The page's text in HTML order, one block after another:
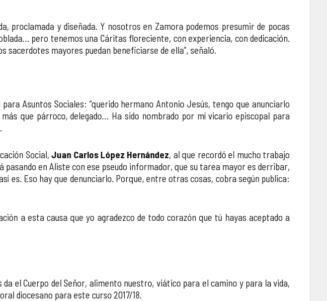
proclamada y diseñada. Y nosotros en Zamora podemos presumir de pocas
pero tenemos una Cáritas floreciente, con experiencia, con dedicación.
mayores puedan beneficiarse de ella”, señaló.
Asuntos Sociales: “querido hermano Antonio Jesús, tengo que anunciarlo
que párroco, delegado… Ha sido nombrado por mí vicario episcopal para
Social, Juan Carlos López Hernández, al que recordó el mucho trabajo
en Aliste con ese pseudo informador, que su tarea mayor es derribar,
es. Eso hay que denunciarlo. Porque, entre otras cosas, cobra según publica:
a esta causa que yo agradezco de todo corazón que tú hayas aceptado a
el Cuerpo del Señor, alimento nuestro, viático para el camino y para la vida,
diocesano para este curso 2017/18.